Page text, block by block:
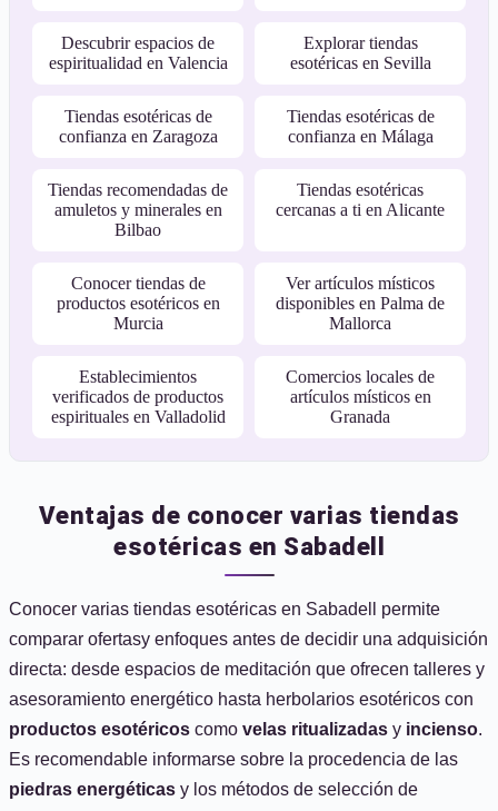
Descubrir espacios de
espiritualidad en Valencia
Explorar tiendas
esotéricas en Sevilla
Tiendas esotéricas de
confianza en Zaragoza
Tiendas esotéricas de
confianza en Málaga
Tiendas recomendadas de
amuletos y minerales en
Bilbao
Tiendas esotéricas
cercanas a ti en Alicante
Conocer tiendas de
productos esotéricos en
Murcia
Ver artículos místicos
disponibles en Palma de
Mallorca
Establecimientos
verificados de productos
espirituales en Valladolid
Comercios locales de
artículos místicos en
Granada
Ventajas de conocer varias tiendas
esotéricas en Sabadell
Conocer varias tiendas esotéricas en Sabadell permite
comparar ofertasy enfoques antes de decidir una adquisición
directa: desde espacios de meditación que ofrecen talleres y
asesoramiento energético hasta herbolarios esotéricos con
productos esotéricos como velas ritualizadas y incienso.
Es recomendable informarse sobre la procedencia de las
piedras energéticas y los métodos de selección de